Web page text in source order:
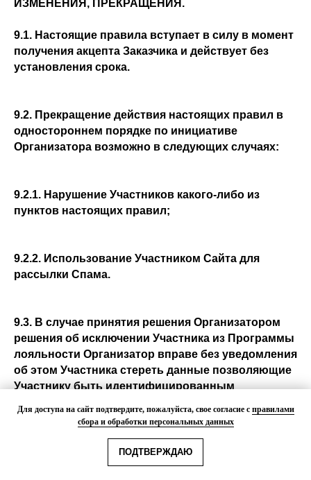
ИЗМЕНЕНИЯ, ПРЕКРАЩЕНИЯ.
9.1. Настоящие правила вступает в силу в момент
получения акцепта Заказчика и действует без
установления срока.
9.2. Прекращение действия настоящих правил в
одностороннем порядке по инициативе
Организатора возможно в следующих случаях:
9.2.1. Нарушение Участников какого-либо из
пунктов настоящих правил;
9.2.2. Использование Участником Сайта для
рассылки Спама.
9.3. В случае принятия решения Организатором
решения об исключении Участника из Программы
лояльности Организатор вправе без уведомления
об этом Участника стереть данные позволяющие
Участнику быть идентифицированным
своему усмотрению действия направленные на
вступление в Программу лояльности.
Для доступа на сайт подтвердите, пожалуйста, свое согласие с правилами
сбора и обработки персональных данных
ПОДТВЕРЖДАЮ